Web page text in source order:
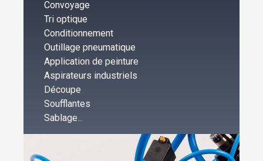
Convoyage
Tri optique
Conditionnement
Outillage pneumatique
Application de peinture
Aspirateurs industriels
Découpe
Soufflantes
Sablage...